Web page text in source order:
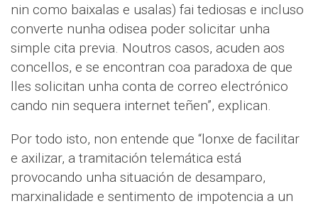
nin como baixalas e usalas) fai tediosas e incluso
converte nunha odisea poder solicitar unha
simple cita previa. Noutros casos, acuden aos
concellos, e se encontran coa paradoxa de que
lles solicitan unha conta de correo electrónico
cando nin sequera internet teñen”, explican.
Por todo isto, non entende que “lonxe de facilitar
e axilizar, a tramitación telemática está
provocando unha situación de desamparo,
marxinalidade e sentimento de impotencia a un